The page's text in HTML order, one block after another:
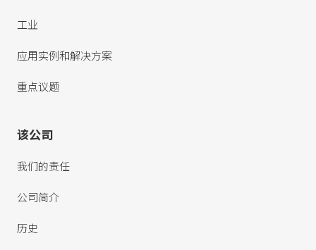
工业
应用实例和解决方案
重点议题
该公司
我们的责任
公司简介
历史